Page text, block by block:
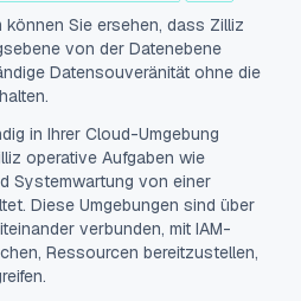
können Sie ersehen, dass Zilliz
von der Datenebene
Datensouveränität ohne die
in Ihrer Cloud-Umgebung
operative Aufgaben wie
Systemwartung von einer
Diese Umgebungen sind über
verbunden, mit IAM-
Ressourcen bereitzustellen,